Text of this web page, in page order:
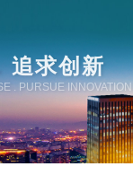
追求创新
. PURSUE INNOVATION